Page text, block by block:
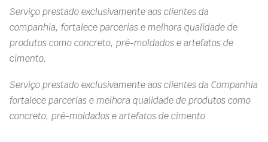
Serviço prestado exclusivamente aos clientes da
companhia, fortalece parcerias e melhora qualidade de
produtos como concreto, pré-moldados e artefatos de
cimento.
Serviço prestado exclusivamente aos clientes da Companhia
fortalece parcerias e melhora qualidade de produtos como
concreto, pré-moldados e artefatos de cimento